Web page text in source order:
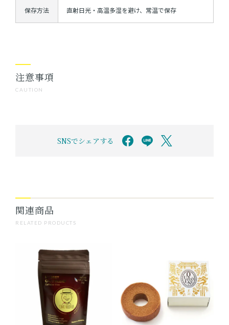
保存方法 直射日光・高温多湿を避け、常温で保存
CAUTION
注意事項
SNSでシェアする
RELATED PRODUCTS
関連商品